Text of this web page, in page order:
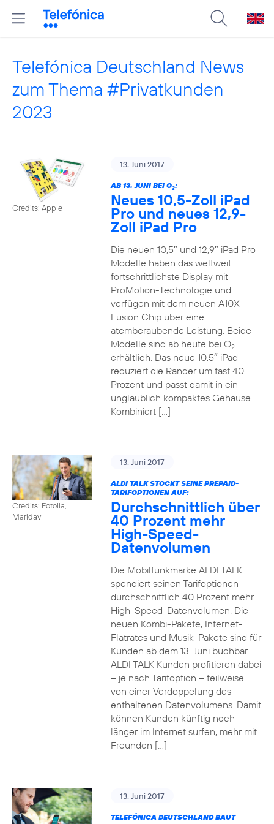
Telefónica Deutschland News
zum Thema #Privatkunden
2023
Credits: Apple
13. Juni 2017
AB 13. JUNI BEI O2:
Neues 10,5-Zoll iPad
Pro und neues 12,9-
Zoll iPad Pro
Die neuen 10,5″ und 12,9″ iPad Pro
Modelle haben das weltweit
fortschrittlichste Display mit
ProMotion-Technologie und
verfügen mit dem neuen A10X
Fusion Chip über eine
atemberaubende Leistung. Beide
Modelle sind ab heute bei O2
erhältlich. Das neue 10,5″ iPad
reduziert die Ränder um fast 40
Prozent und passt damit in ein
unglaublich kompaktes Gehäuse.
Kombiniert […]
Credits: Fotolia,
Maridav
13. Juni 2017
ALDI TALK STOCKT SEINE PREPAID-
TARIFOPTIONEN AUF:
Durchschnittlich über
40 Prozent mehr
High-Speed-
Datenvolumen
Die Mobilfunkmarke ALDI TALK
spendiert seinen Tarifoptionen
durchschnittlich 40 Prozent mehr
High-Speed-Datenvolumen. Die
neuen Kombi-Pakete, Internet-
Flatrates und Musik-Pakete sind für
Kunden ab dem 13. Juni buchbar.
ALDI TALK Kunden profitieren dabei
– je nach Tarifoption – teilweise
von einer Verdoppelung des
enthaltenen Datenvolumens. Damit
können Kunden künftig noch
länger im Internet surfen, mehr mit
Freunden […]
13. Juni 2017
TELEFÓNICA DEUTSCHLAND BAUT